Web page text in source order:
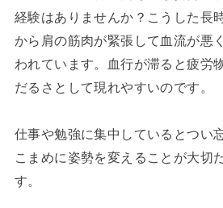
経験はありませんか？こうした長
から肩の筋肉が緊張して血流が悪
われています。血行が滞ると疲労
だるさとして現れやすいのです。
仕事や勉強に集中しているとつい
こまめに姿勢を変えることが大切
す。